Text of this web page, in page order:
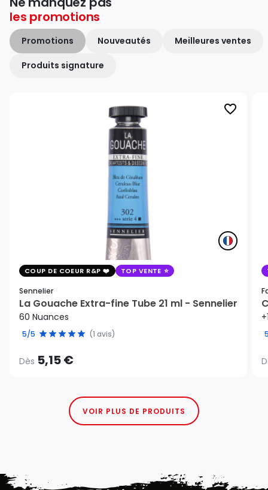
les promotions
Promotions Nouveautés Meilleures ventes
Produits signature
favorite_border
COUP DE COEUR R&P TOP VENTE
Sennelier
La Gouache Extra-fine Tube 21 ml - Sennelier
60 Nuances
5/5 (1 avis)
Dès 5,15 €
VOIR PLUS DE PRODUITS